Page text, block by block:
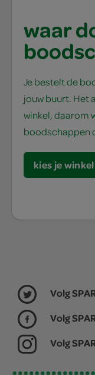
waar
Je bestelt de
jouw buurt. Het
winkel, daarom
boodschappen
kies je winkel
Volg
Volg
Volg